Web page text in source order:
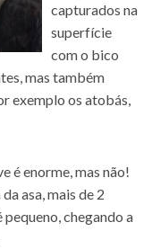
capturados na
superfície
com o bico
mas também
exemplo os atobás,
é enorme, mas não!
asa, mais de 2
chegando a